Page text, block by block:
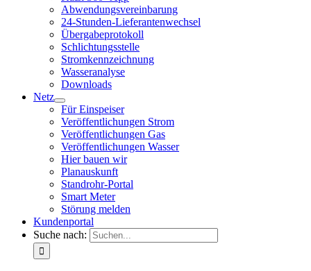
Abwendungsvereinbarung
24-Stunden-Lieferantenwechsel
Übergabeprotokoll
Schlichtungsstelle
Stromkennzeichnung
Wasseranalyse
Downloads
Netz
Für Einspeiser
Veröffentlichungen Strom
Veröffentlichungen Gas
Veröffentlichungen Wasser
Hier bauen wir
Planauskunft
Standrohr-Portal
Smart Meter
Störung melden
Kundenportal
Suche nach: